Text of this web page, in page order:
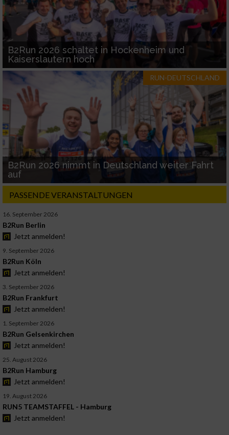
B2Run 2026 schaltet in Hockenheim und
Kaiserslautern hoch
RUN-DEUTSCHLAND
B2Run 2026 nimmt in Deutschland weiter Fahrt
auf
PASSENDE VERANSTALTUNGEN
16. September 2026
B2Run Berlin
Jetzt anmelden!
9. September 2026
B2Run Köln
Jetzt anmelden!
3. September 2026
B2Run Frankfurt
Jetzt anmelden!
1. September 2026
B2Run Gelsenkirchen
Jetzt anmelden!
25. August 2026
B2Run Hamburg
Jetzt anmelden!
19. August 2026
RUN5 TEAMSTAFFEL - Hamburg
Jetzt anmelden!